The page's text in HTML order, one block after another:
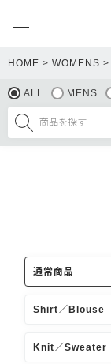
HOME WOMENS
ALL MENS
通常商品
Shirt／Blouse
Knit／Sweater